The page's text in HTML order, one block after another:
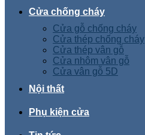
Cửa chống cháy
Cửa gỗ chống cháy
Cửa thép chống cháy
Cửa thép vân gỗ
Cửa nhôm vân gỗ
Cửa vân gỗ 5D
Nội thất
Phụ kiện cửa